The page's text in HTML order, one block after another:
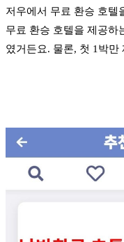
저우에서 무료 환승 호텔
무료 환승 호텔을 제공하
였거든요. 물론, 첫 1박만